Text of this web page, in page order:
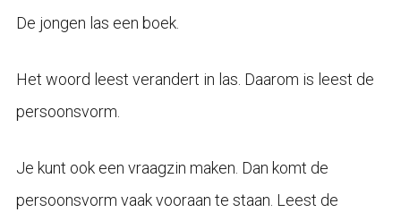
De jongen las een boek.
Het woord leest verandert in las. Daarom is leest de
persoonsvorm.
Je kunt ook een vraagzin maken. Dan komt de
persoonsvorm vaak vooraan te staan. Leest de